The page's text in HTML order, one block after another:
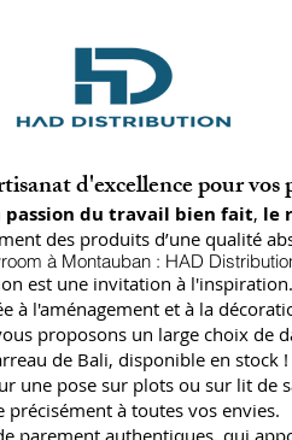
d'excellence pour vos
passion du travail bien fait, le
des produits d’une qualité
à Montauban : HAD
est une invitation à
à l'aménagement et à la
proposons un large choix
de Bali, disponible en stock !
une pose sur plots ou sur lit
précisément à toutes vos envies.
parement authentiques, qui